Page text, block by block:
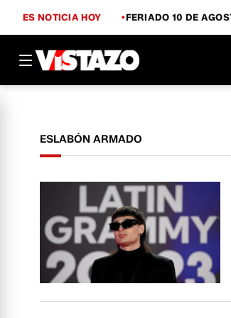
ES NOTICIA HOY FERIADO 10 DE
ESLABÓN ARMADO